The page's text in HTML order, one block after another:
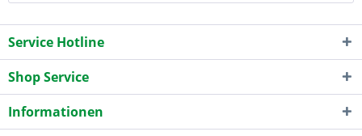
Service Hotline
Shop Service
Informationen